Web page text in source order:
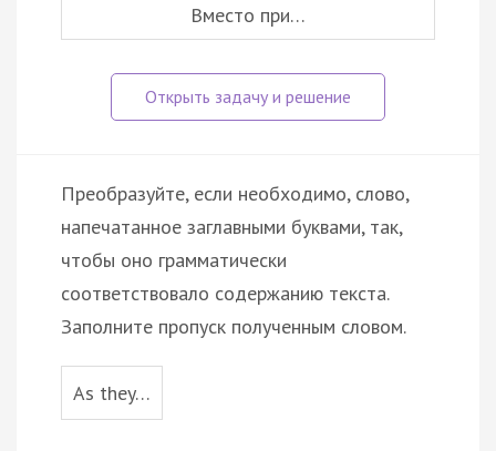
Вместо при…
Преобразуйте, если необходимо, слово,
напечатанное заглавными буквами, так,
чтобы оно грамматически
соответствовало содержанию текста.
Заполните пропуск полученным словом.
As they…